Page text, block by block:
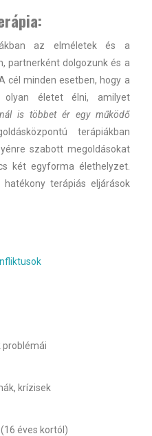
az elméletek és a
partnerként dolgozunk és a
cél minden esetben, hogy a
olyan életet élni, amilyet
is többet ér egy működő
terápiákban
szabott megoldásokat
két egyforma élethelyzet.
terápiás eljárások
problémái
krízisek
éves kortól)